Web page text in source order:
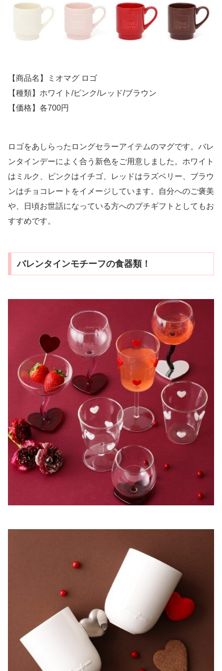
【商品名】ミオマグ ロゴ
【種類】ホワイト/ピンク/レッド/ブラウン
【価格】各700円
ロゴをあしらったロングセラーアイテムのマグです。バレ
ンタインデーによく合う新色をご用意しました。ホワイト
はミルク、ピンクはイチゴ、レッドはラズベリー、ブラウ
ンはチョコレートをイメージしています。自分へのご褒美
や、日頃お世話になっている方へのプチギフトとしてもお
すすめです。
バレンタインモチーフの食器類！